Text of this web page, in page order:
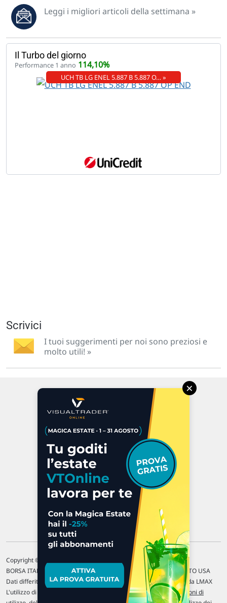
Leggi i migliori articoli della settimana »
Il Turbo del giorno
Performance 1 anno 114,10%
UCH TB LG ENEL 5.887 B 5.887 O… »
Scrivici
I tuoi suggerimenti per noi sono preziosi e
molto utili! »
Via Macanno, 38/A
P.IVA 02 452 460 401
Chi siamo
Commenti e segnalazioni
Contattaci
Copyright © 1996-2026 Traderlink Italia s.r.l.
BORSA ITALIANA Quotazioni di borsa differite di 15 min. / MERCATO USA
Dati differiti di 15 min. (fonte Intrinio) / FOREX Quotazioni fornite da LMAX
L'utilizzo di questo sito implica l'accettazione delle nostreCondizioni di
×